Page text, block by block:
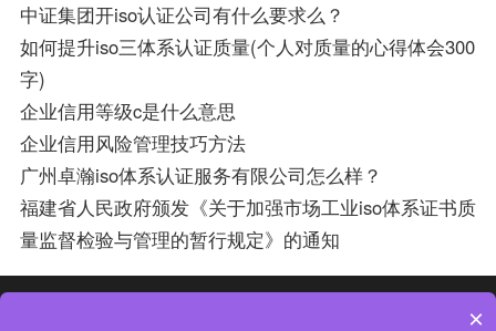
中证集团开iso认证公司有什么要求么？
如何提升iso三体系认证质量(个人对质量的心得体会300
字)
企业信用等级c是什么意思
企业信用风险管理技巧方法
广州卓瀚iso体系认证服务有限公司怎么样？
福建省人民政府颁发《关于加强市场工业iso体系证书质
量监督检验与管理的暂行规定》的通知
×